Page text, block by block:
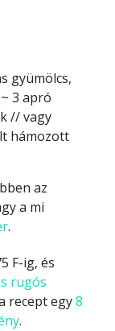
gyümölcs,
3 apró
// vagy
hámozott
az
a mi
.
F-ig, és
rugós
recept egy8
.